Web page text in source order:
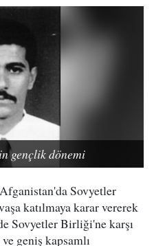
gençlik dönemi
Sovyetler
katılmaya karar vererek
Sovyetler Birliği'ne karşı
geniş kapsamlı